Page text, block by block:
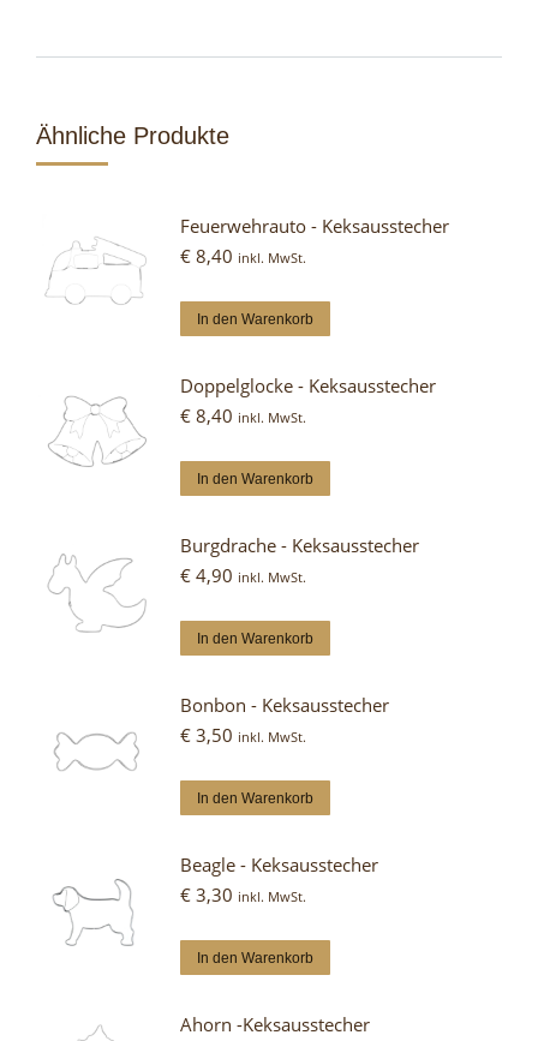
Ähnliche Produkte
Feuerwehrauto - Keksausstecher
€ 8,40 inkl. MwSt.
In den Warenkorb
Doppelglocke - Keksausstecher
€ 8,40 inkl. MwSt.
In den Warenkorb
Burgdrache - Keksausstecher
€ 4,90 inkl. MwSt.
In den Warenkorb
Bonbon - Keksausstecher
€ 3,50 inkl. MwSt.
In den Warenkorb
Beagle - Keksausstecher
€ 3,30 inkl. MwSt.
In den Warenkorb
Ahorn -Keksausstecher